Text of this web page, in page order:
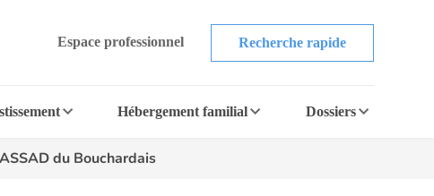
Espace professionnel Recherche rapide
Hébergement familial Dossiers
ASSAD du Bouchardais